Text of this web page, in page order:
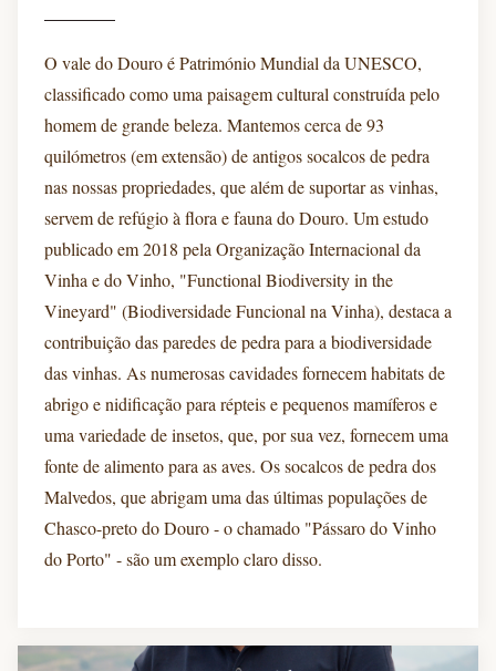
O vale do Douro é Património Mundial da UNESCO,
classificado como uma paisagem cultural construída pelo
homem de grande beleza. Mantemos cerca de 93
quilómetros (em extensão) de antigos socalcos de pedra
nas nossas propriedades, que além de suportar as vinhas,
servem de refúgio à flora e fauna do Douro. Um estudo
publicado em 2018 pela Organização Internacional da
Vinha e do Vinho, "Functional Biodiversity in the
Vineyard" (Biodiversidade Funcional na Vinha), destaca a
contribuição das paredes de pedra para a biodiversidade
das vinhas. As numerosas cavidades fornecem habitats de
abrigo e nidificação para répteis e pequenos mamíferos e
uma variedade de insetos, que, por sua vez, fornecem uma
fonte de alimento para as aves. Os socalcos de pedra dos
Malvedos, que abrigam uma das últimas populações de
Chasco-preto do Douro - o chamado "Pássaro do Vinho
do Porto" - são um exemplo claro disso.